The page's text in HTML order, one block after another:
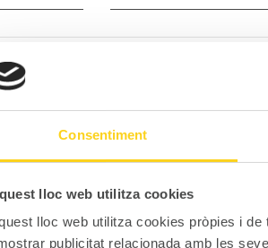
Consentiment
lloc web utilitza cookies
lloc web utilitza cookies pròpies i
publicitat relacionada amb les